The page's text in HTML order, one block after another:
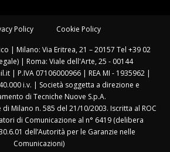
Policy Cookie Policy
| Milano: Via Eritrea, 21 – 20157 Tel +39 02
| Roma: Viale dell'Arte, 25 - 00144
| P.IVA 07106000966 | REA MI - 1935962 |
i.v. | Società soggetta a direzione e
di Tecniche Nuove S.p.A.
Milano n. 585 del 21/10/2003. Iscritta al ROC
di Comunicazione al n° 6419 (delibera
dell’Autorità per le Garanzie nelle
Comunicazioni)